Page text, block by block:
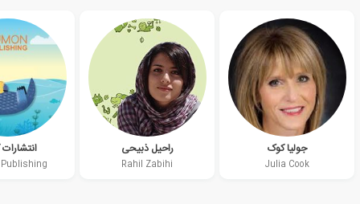
جولیا کوک
Julia Cook
راحیل ذبیحی
Rahil Zabihi